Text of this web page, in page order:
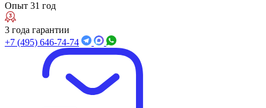
Опыт 31 год
3 года гарантии
+7 (495) 646-74-74